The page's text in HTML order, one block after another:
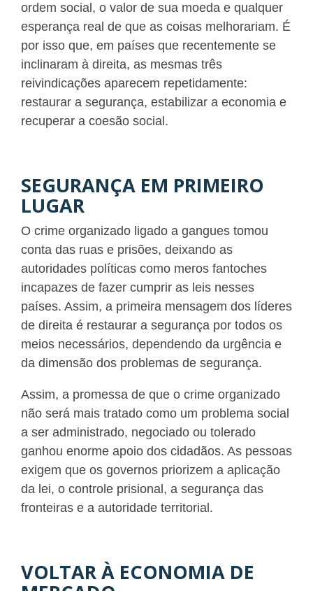
ordem social, o valor de sua moeda e qualquer
esperança real de que as coisas melhorariam. É
por isso que, em países que recentemente se
inclinaram à direita, as mesmas três
reivindicações aparecem repetidamente:
restaurar a segurança, estabilizar a economia e
recuperar a coesão social.
SEGURANÇA EM PRIMEIRO
LUGAR
O crime organizado ligado a gangues tomou
conta das ruas e prisões, deixando as
autoridades políticas como meros fantoches
incapazes de fazer cumprir as leis nesses
países. Assim, a primeira mensagem dos líderes
de direita é restaurar a segurança por todos os
meios necessários, dependendo da urgência e
da dimensão dos problemas de segurança.
Assim, a promessa de que o crime organizado
não será mais tratado como um problema social
a ser administrado, negociado ou tolerado
ganhou enorme apoio dos cidadãos. As pessoas
exigem que os governos priorizem a aplicação
da lei, o controle prisional, a segurança das
fronteiras e a autoridade territorial.
VOLTAR À ECONOMIA DE